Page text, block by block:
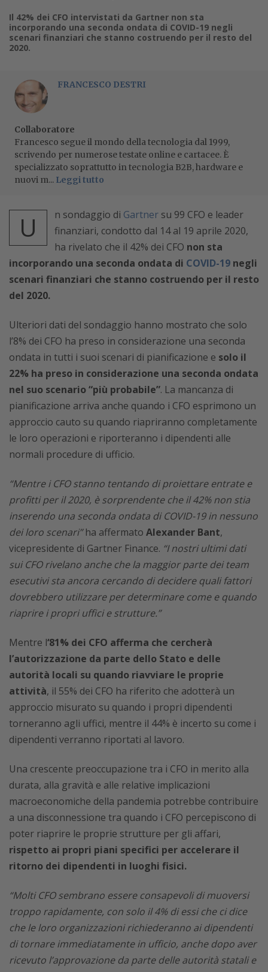
Il 42% dei CFO intervistati da Gartner non sta
incorporando una seconda ondata di COVID-19 negli
scenari finanziari che stanno costruendo per il resto del
2020.
FRANCESCO DESTRI
Collaboratore
Francesco segue il mondo della tecnologia dal 1999,
scrivendo per numerose testate online e cartacee. È
specializzato soprattutto in tecnologia B2B, hardware e
nuovi m... Leggi tutto
U n sondaggio di Gartner su 99 CFO e leader
finanziari, condotto dal 14 al 19 aprile 2020,
ha rivelato che il 42% dei CFO non sta
incorporando una seconda ondata di COVID-19 negli
scenari finanziari che stanno costruendo per il resto
del 2020.
Ulteriori dati del sondaggio hanno mostrato che solo
l’8% dei CFO ha preso in considerazione una seconda
ondata in tutti i suoi scenari di pianificazione e solo il
22% ha preso in considerazione una seconda ondata
nel suo scenario “più probabile”. La mancanza di
pianificazione arriva anche quando i CFO esprimono un
approccio cauto su quando riapriranno completamente
le loro operazioni e riporteranno i dipendenti alle
normali procedure di ufficio.
“Mentre i CFO stanno tentando di proiettare entrate e
profitti per il 2020, è sorprendente che il 42% non stia
inserendo una seconda ondata di COVID-19 in nessuno
dei loro scenari”ha affermato Alexander Bant,
vicepresidente di Gartner Finance. “I nostri ultimi dati
sui CFO rivelano anche che la maggior parte dei team
esecutivi sta ancora cercando di decidere quali fattori
dovrebbero utilizzare per determinare come e quando
riaprire i propri uffici e strutture.”
Mentre l‘81% dei CFO afferma che cercherà
l’autorizzazione da parte dello Stato e delle
autorità locali su quando riavviare le proprie
attività, il 55% dei CFO ha riferito che adotterà un
approccio misurato su quando i propri dipendenti
torneranno agli uffici, mentre il 44% è incerto su come i
dipendenti verranno riportati al lavoro.
Una crescente preoccupazione tra i CFO in merito alla
durata, alla gravità e alle relative implicazioni
macroeconomiche della pandemia potrebbe contribuire
a una disconnessione tra quando i CFO percepiscono di
poter riaprire le proprie strutture per gli affari,
rispetto ai propri piani specifici per accelerare il
ritorno dei dipendenti in luoghi fisici.
“Molti CFO sembrano essere consapevoli di muoversi
troppo rapidamente, con solo il 4% di essi che ci dice
che le loro organizzazioni richiederanno ai dipendenti
di tornare immediatamente in ufficio, anche dopo aver
ricevuto l’approvazione da parte delle autorità statali e